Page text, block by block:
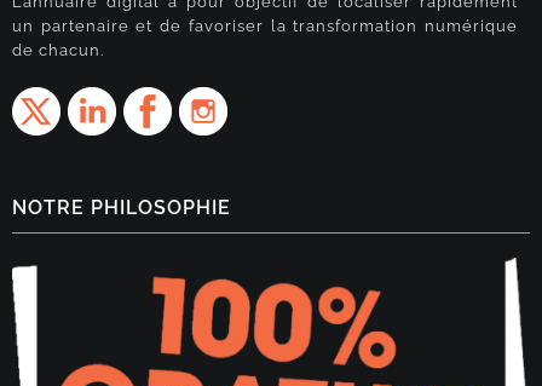
un partenaire et de favoriser la transformation numérique
de chacun.
NOTRE PHILOSOPHIE